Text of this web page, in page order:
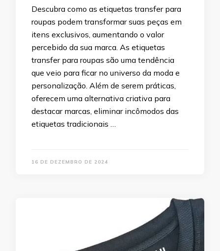
Descubra como as etiquetas transfer para
roupas podem transformar suas peças em
itens exclusivos, aumentando o valor
percebido da sua marca. As etiquetas
transfer para roupas são uma tendência
que veio para ficar no universo da moda e
personalização. Além de serem práticas,
oferecem uma alternativa criativa para
destacar marcas, eliminar incômodos das
etiquetas tradicionais …
16 DE DEZEMBRO DE 2024